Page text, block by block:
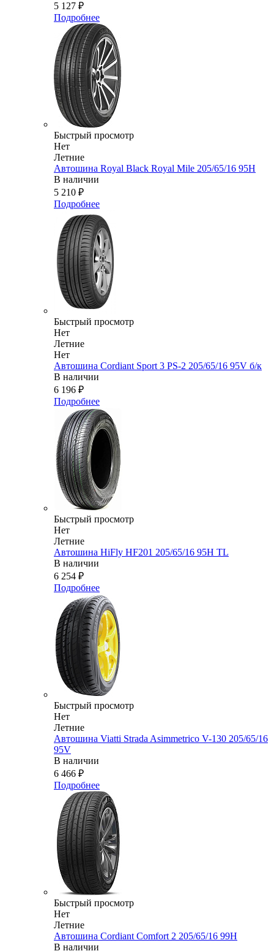
5 127 ₽
Подробнее
Быстрый просмотр
Нет
Летние
Автошина Royal Black Royal Mile 205/65/16 95H
В наличии
5 210 ₽
Подробнее
Быстрый просмотр
Нет
Летние
Нет
Автошина Cordiant Sport 3 PS-2 205/65/16 95V б/к
В наличии
6 196 ₽
Подробнее
Быстрый просмотр
Нет
Летние
Автошина HiFly HF201 205/65/16 95H TL
В наличии
6 254 ₽
Подробнее
Быстрый просмотр
Нет
Летние
Автошина Viatti Strada Asimmetrico V-130 205/65/16
95V
В наличии
6 466 ₽
Подробнее
Быстрый просмотр
Нет
Летние
Автошина Cordiant Comfort 2 205/65/16 99H
В наличии